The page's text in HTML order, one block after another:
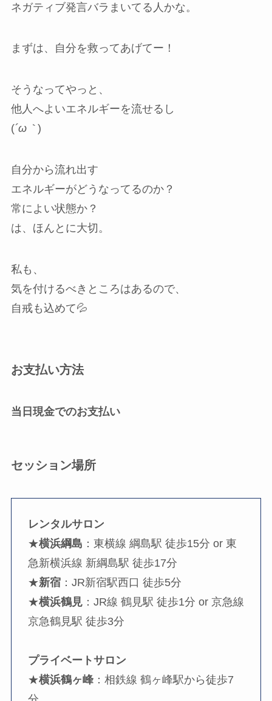
ネガティブ発言バラまいてる人かな。
まずは、自分を救ってあげてー！
そうなってやっと、
他人へよいエネルギーを流せるし
(´ω｀ )
自分から流れ出す
エネルギーがどうなってるのか？
常によい状態か？
は、ほんとに大切。
私も、
気を付けるべきところはあるので、
自戒も込めて💦
お支払い方法
当日現金でのお支払い
セッション場所
レンタルサロン
★横浜綱島 ：東横線 綱島駅 徒歩15分 or 東
急新横浜線 新綱島駅 徒歩17分
★新宿：JR新宿駅西口 徒歩5分
★横浜鶴見：JR線 鶴見駅 徒歩1分 or 京急線
京急鶴見駅 徒歩3分
プライベートサロン
★横浜鶴ヶ峰：相鉄線 鶴ヶ峰駅から徒歩7